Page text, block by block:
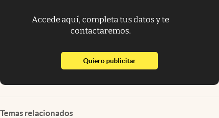
Accede aquí, completa tus datos y te
contactaremos.
Quiero publicitarabre en nueva pestaña
Temas relacionados